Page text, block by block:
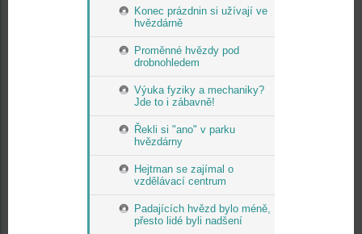
Konec prázdnin si užívají ve
hvězdárně
Proměnné hvězdy pod
drobnohledem
Výuka fyziky a mechaniky?
Jde to i zábavně!
Řekli si "ano" v parku
hvězdárny
Hejtman se zajímal o
vzdělávací centrum
Padajících hvězd bylo méně,
přesto lidé byli nadšení